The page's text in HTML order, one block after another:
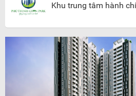
Khu trung tâm hành